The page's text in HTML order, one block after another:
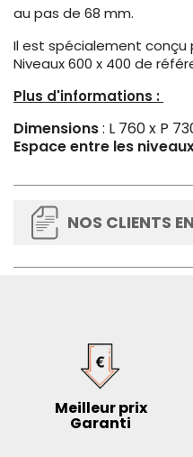
au pas de 68 mm.
Il est spécialement conçu
Niveaux 600 x 400 de
Plus d'informations :
Dimensions: L 760 x P
Espace entre les
NOS CLIENTS
Meilleur prix
Garanti